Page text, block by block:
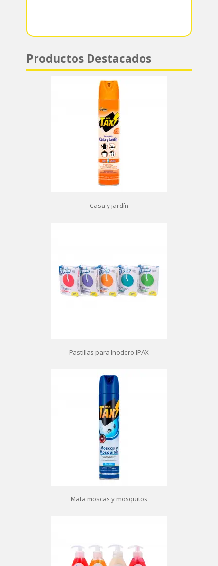
Productos Destacados
Casa y jardín
Pastillas para Inodoro IPAX
Mata moscas y mosquitos